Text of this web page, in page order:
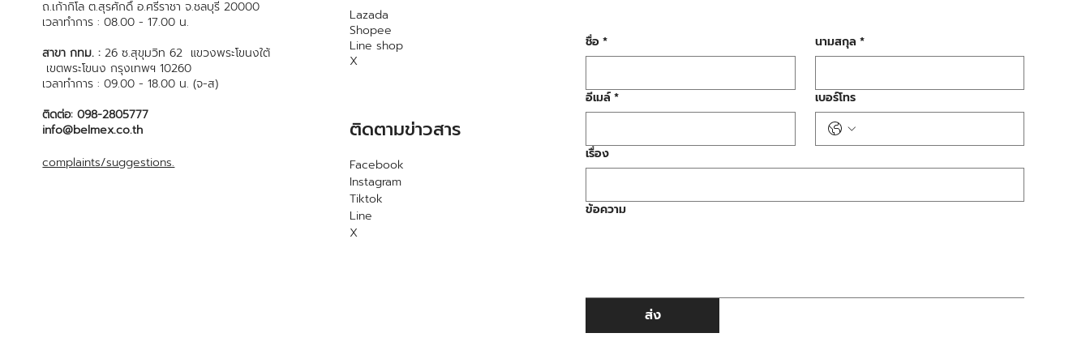
ถ.เก้ากิโล ต.สุรศักดิ์ อ.ศรีราชา จ.ชลบุรี 20000
เวลาทำการ : 08.00 - 17.00 น.
สาขา กทม. :26 ซ.สุขุมวิท 62 แขวงพระโขนงใต้
เขตพระโขนง กรุงเทพฯ 10260
เวลาทำการ : 09.00 - 18.00 น. (จ-ส)
ติดต่อ: 098-2805777
info@belmex.co.th
complaints/suggestions.
Facebook
Instagram
Tiktok
Line
X
ติดตามข่าวสาร
Lazada
Shopee
Line shop
X
ชื่อ * นามสกุล *
อีเมล์ * เบอร์โทร
เรื่อง
ข้อความ
ส่ง